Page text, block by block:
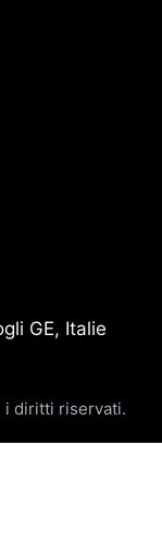
GE, Italie
i diritti riservati.